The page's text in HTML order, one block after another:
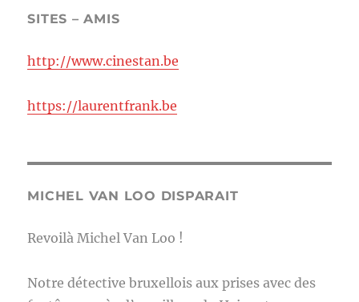
SITES – AMIS
http://www.cinestan.be
https://laurentfrank.be
MICHEL VAN LOO DISPARAIT
Revoilà Michel Van Loo !
Notre détective bruxellois aux prises avec des